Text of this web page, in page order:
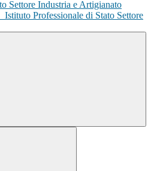
Istituto Professionale di Stato Settore